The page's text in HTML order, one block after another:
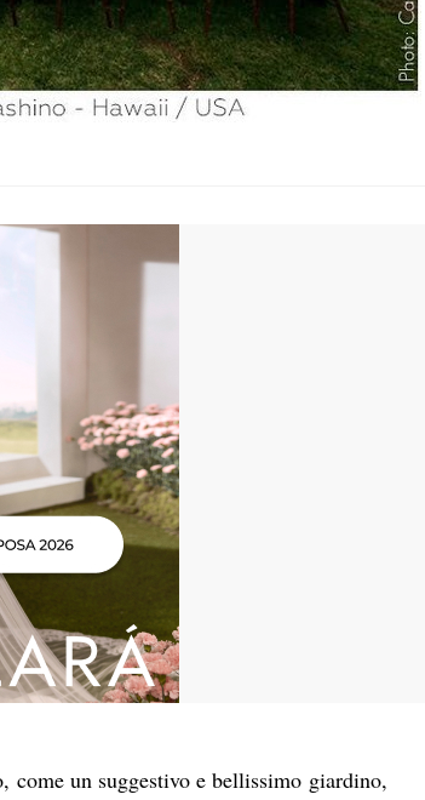
come un suggestivo e bellissimo giardino,